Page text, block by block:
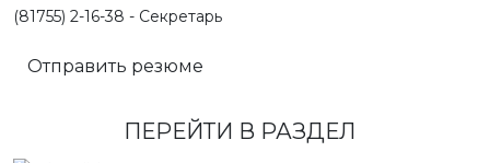
(81755) 2-16-38 - Секретарь
Отправить резюме
ПЕРЕЙТИ В РАЗДЕЛ